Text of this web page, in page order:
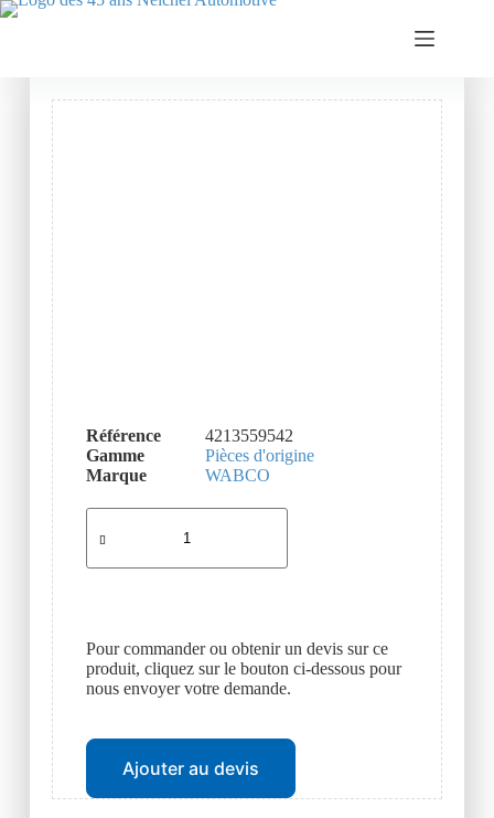
Référence
4213559542
Gamme
Pièces d'origine
Marque
WABCO
Pour commander ou obtenir un devis sur ce
produit, cliquez sur le bouton ci-dessous pour
nous envoyer votre demande.
Ajouter au devis